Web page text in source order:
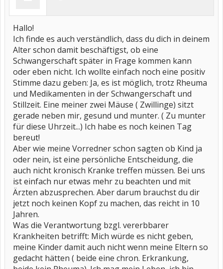
Hallo!
Ich finde es auch verständlich, dass du dich in deinem
Alter schon damit beschäftigst, ob eine
Schwangerschaft später in Frage kommen kann
oder eben nicht. Ich wollte einfach noch eine positiv
Stimme dazu geben: Ja, es ist möglich, trotz Rheuma
und Medikamenten in der Schwangerschaft und
Stillzeit. Eine meiner zwei Mäuse ( Zwillinge) sitzt
gerade neben mir, gesund und munter. ( Zu munter
für diese Uhrzeit...) Ich habe es noch keinen Tag
bereut!
Aber wie meine Vorredner schon sagten ob Kind ja
oder nein, ist eine persönliche Entscheidung, die
auch nicht kronisch Kranke treffen müssen. Bei uns
ist einfach nur etwas mehr zu beachten und mit
Ärzten abzusprechen. Aber darum brauchst du dir
jetzt noch keinen Kopf zu machen, das reicht in 10
Jahren.
Was die Verantwortung bzgl. vererbbarer
Krankheiten betrifft: Mich würde es nicht geben,
meine Kinder damit auch nicht wenn meine Eltern so
gedacht hätten ( beide eine chron. Erkrankung,